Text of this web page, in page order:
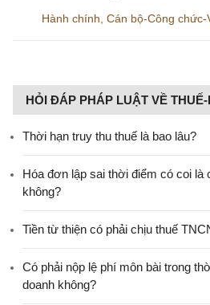
Hành chính Cán bộ-Công chức-
HỎI ĐÁP PHÁP LUẬT VỀ
Thời hạn truy thu thuế là bao lâu?
Hóa đơn lập sai thời điểm có coi
không?
Tiền từ thiện có phải chịu thuế
Có phải nộp lệ phí môn bài trong
doanh không?